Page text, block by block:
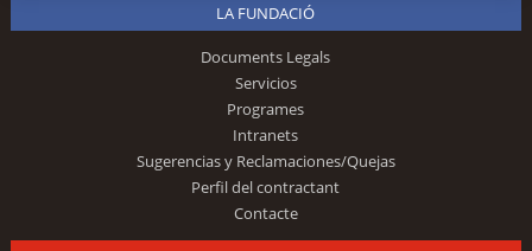
LA FUNDACIÓ
Documents Legals
Servicios
Programes
Intranets
Sugerencias y Reclamaciones/Quejas
Perfil del contractant
Contacte